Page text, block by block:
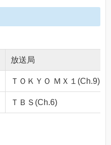
放送局
ＴＯＫＹＯ ＭＸ１(Ch.9)
ＴＢＳ(Ch.6)